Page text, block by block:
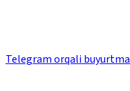
Telegram orqali buyurtma